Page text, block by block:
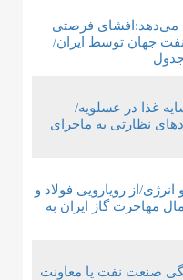
می‌دهد:افشای فرصتی
نفت جهان توسط ایران/
غذا در عسلویه/
نظارتی به ماجرای
از رویارویی فولاد و
مهاجرت گاز ایران به
صنعت نفت یا معاونت